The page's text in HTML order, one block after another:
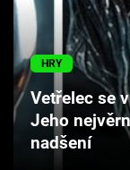
Seriály
Hry
Cool Esport
Pořady
HRY
Vetřelec se
Jeho
nadšení